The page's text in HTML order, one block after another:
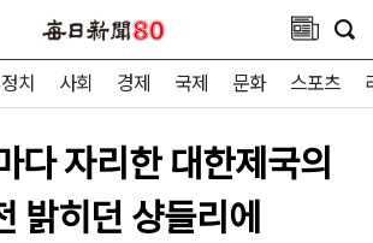
정치 사회 경제 국제 문화 스포츠
다 자리한 대한제국의
밝히던 샹들리에